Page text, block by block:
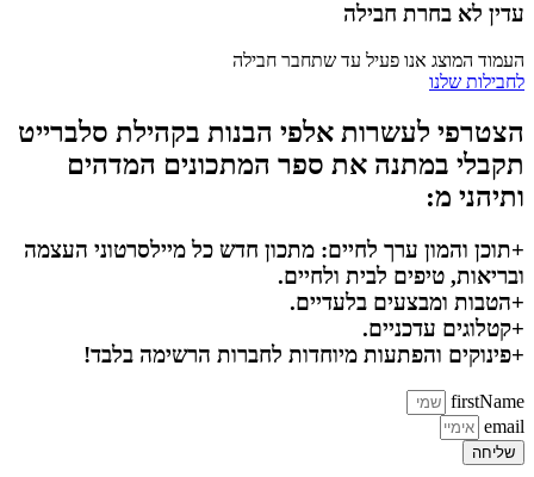
עדין לא בחרת חבילה
העמוד המוצג אנו פעיל עד שתחבר חבילה
לחבילות שלנו
הצטרפי לעשרות אלפי הבנות בקהילת סלברייט
תקבלי במתנה את ספר המתכונים המדהים
ותיהני מ:
+תוכן והמון ערך לחיים: מתכון חדש כל מיילסרטוני העצמה
ובריאות, טיפים לבית ולחיים.
+הטבות ומבצעים בלעדיים.
+קטלוגים עדכניים.
+פינוקים והפתעות מיוחדות לחברות הרשימה בלבד!
firstName
email
שליחה